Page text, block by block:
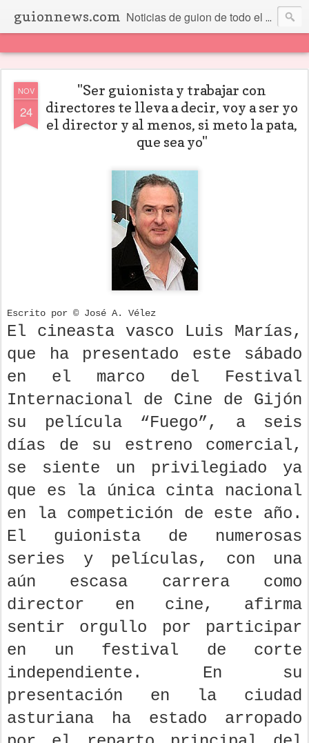
guionnews.com Noticias de guion de todo el mundo... Y más.
NOV
24
"Ser guionista y trabajar con
directores te lleva a decir, voy a ser yo
el director y al menos, si meto la pata,
que sea yo"
Escrito por © José A. Vélez
El cineasta vasco Luis Marías,
que ha presentado este sábado
en el marco del Festival
Internacional de Cine de Gijón
su película “Fuego”, a seis
días de su estreno comercial,
se siente un privilegiado ya
que es la única cinta nacional
en la competición de este año.
El guionista de numerosas
series y películas, con una
aún escasa carrera como
director en cine, afirma
sentir orgullo por participar
en un festival de corte
independiente. En su
presentación en la ciudad
asturiana ha estado arropado